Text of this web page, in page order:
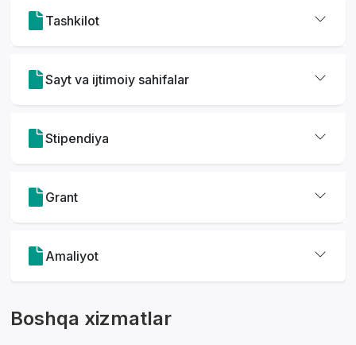
Tashkilot
Sayt va ijtimoiy sahifalar
Stipendiya
Grant
Amaliyot
Boshqa xizmatlar
Yordam markazi